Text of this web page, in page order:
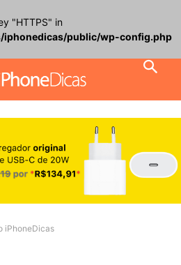
"HTTPS" in
iphonedicas/public/wp-config.php
iPhoneDicas